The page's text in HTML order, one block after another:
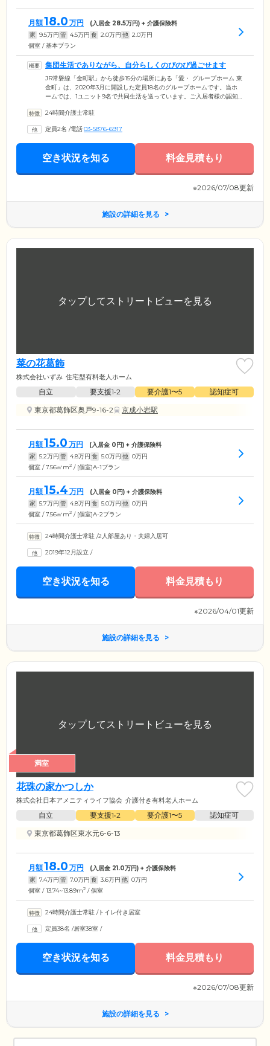
月額18.0 万円 (入居金 28.5万円) + 介護保険料
家 9.5万円 管 4.5万円 食 2.0万円 他 2.0万円
個室 / 基本プラン
集団生活でありながら、自分らしくのびのび過ごせます
JR常磐線「金町駅」から徒歩15分の場所にある「愛・ グループホーム 東
金町」は、2020年3月に開設した定員18名のグループホームです。当ホ
ームでは、1ユニット9名で共同生活を送っています。ご入居者様の認知
設内の掃除など、家事を分担。一人ひとりが役割を持ち、いまお持ちの
す。食事は、普通食から、きざみ食・ムース食など個別対応も可能。比
較的自由時間も多く、集団生活でありながら、自分らしくのびのび過ご
24時間介護士常駐
定員2名 /電話03-5876-6917
空き状況を知る 料金見積もり
※2026/07/08更新
施設の詳細を見る
菜の花葛飾
株式会社いずみ 住宅型有料老人ホーム
自立 要支援1•2 要介護1〜5
認知症可
東京都葛飾区奥戸9-16-2
京成小岩駅
月額15.0 万円 (入居金 0円) + 介護保険料
家 5.2万円 管 4.8万円 食 5.0万円 他 0万円
個室 / 7.56㎡m2 / [個室]A-1プラン
月額15.4 万円 (入居金 0円) + 介護保険料
家 5.7万円 管 4.8万円 食 5.0万円 他 0万円
個室 / 7.56㎡m2 / [個室]A-2プラン
24時間介護士常駐 /2人部屋あり・夫婦入居可
2019年12月設立 /
空き状況を知る 料金見積もり
※2026/04/01更新
施設の詳細を見る
満室
花珠の家かつしか
株式会社日本アメニティライフ協会 介護付き有料老人ホーム
自立 要支援1•2 要介護1〜5
認知症可
東京都葛飾区東水元6-6-13
月額18.0 万円 (入居金 21.0万円) + 介護保険料
家 7.4万円 管 7.0万円 食 3.6万円 他 0万円
個室 / 13.74~13.89m2 / 個室
24時間介護士常駐 /トイレ付き居室
定員38名 /居室38室 /
空き状況を知る 料金見積もり
※2026/07/08更新
施設の詳細を見る